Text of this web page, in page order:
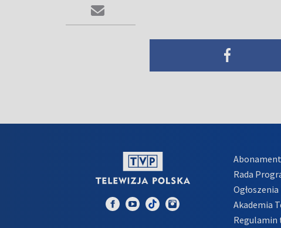
Rada
Akademia
Regulamin